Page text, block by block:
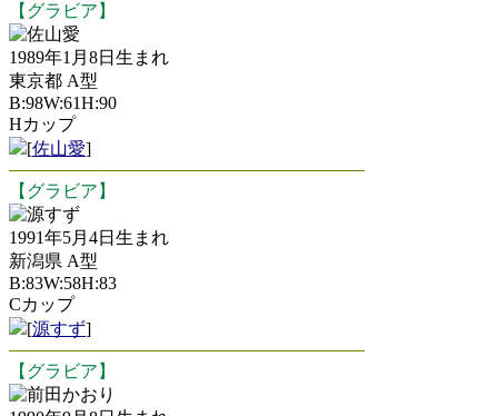
【グラビア】
佐山愛
1989年1月8日生まれ
東京都 A型
B:98W:61H:90
Hカップ
[佐山愛]
【グラビア】
源すず
1991年5月4日生まれ
新潟県 A型
B:83W:58H:83
Cカップ
[源すず]
【グラビア】
前田かおり